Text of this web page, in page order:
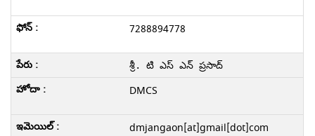
7288894778
శ్రీ. టి ఎస్ ఎన్ ప్రసాద్
DMCS
dmjangaon[at]gmail[dot]com